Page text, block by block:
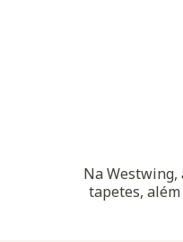
Na Westwing,
tapetes,